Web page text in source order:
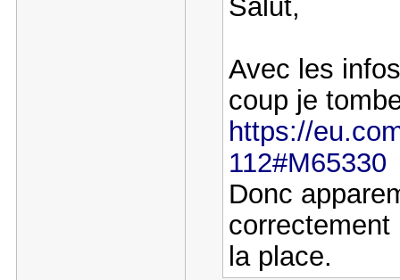
Salut,
Avec les
coup je
https://
112#M65330
Donc
la place.